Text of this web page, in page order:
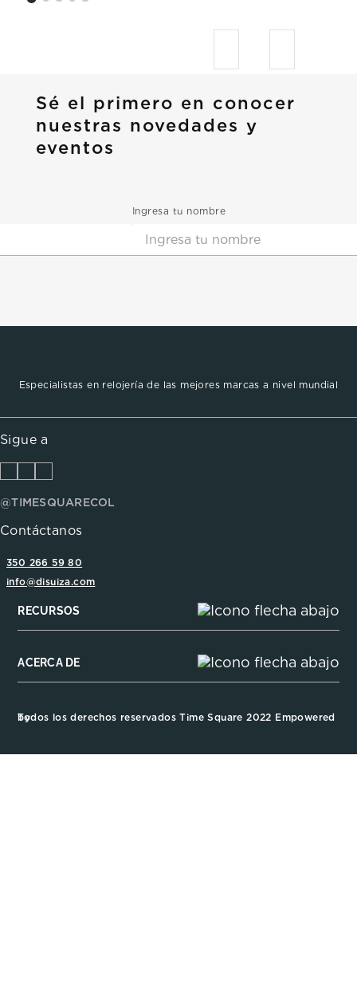
Sé el primero en conocer
nuestras novedades y
eventos
Ingresa tu nombre
Especialistas en relojería de las mejores marcas a nivel mundial
Sigue a
@TIMESQUARECOL
Contáctanos
350 266 59 80
info@disuiza.com
RECURSOS
ACERCA DE
Todos los derechos reservados Time Square 2022 Empowered by